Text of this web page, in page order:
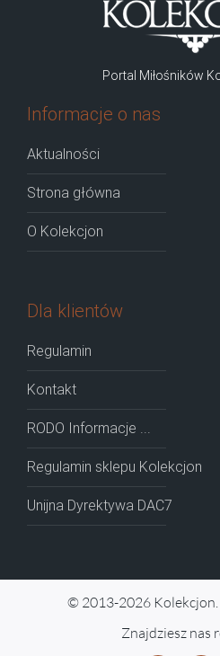
Portal Miłośników
Informacje o nas
Aktualności
Strona główna
O Kolekcjon
Dla klientów
Regulamin
Kontakt
RODO Informacje ...
Regulamin sklepu Kolekcjon
Unijna Dyrektywa DAC7
© 2013-2026 Kolekcjon.
Znajdziesz nas